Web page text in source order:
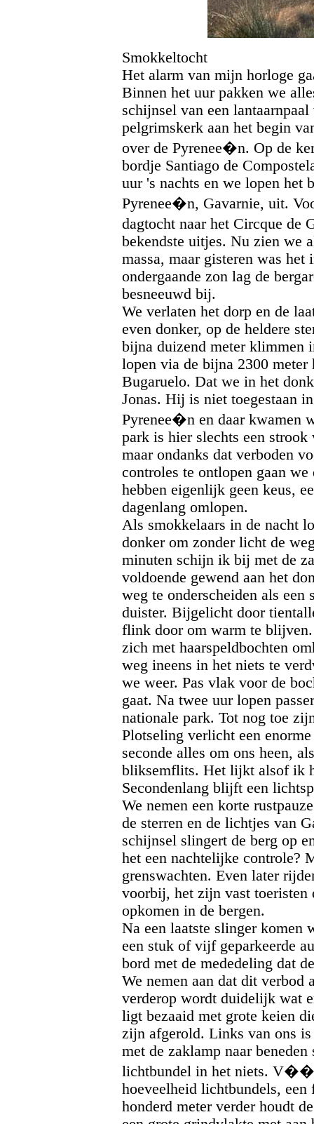
Smokkeltocht
Het alarm van mijn horloge
Binnen het uur pakken we
schijnsel van een lantaarnpaal
pelgrimskerk aan het begin
over de Pyrenee�n. Op de
bordje Santiago de
uur 's nachts en we lopen het
Pyrenee�n, Gavarnie, uit.
dagtocht naar het Circque
bekendste uitjes. Nu zien we
massa, maar gisteren was het
ondergaande zon lag de
besneeuwd bij.
We verlaten het dorp en de
even donker, op de heldere
bijna duizend meter klimmen
lopen via de bijna 2300 meter
Bugaruelo. Dat we in het
Jonas. Hij is niet toegestaan
Pyrenee�n en daar kwamen
park is hier slechts een
maar ondanks dat verboden
controles te ontlopen gaan we
hebben eigenlijk geen keus,
dagenlang omlopen.
Als smokkelaars in de nacht
donker om zonder licht de
minuten schijn ik bij met de
voldoende gewend aan het
weg te onderscheiden als een
duister. Bijgelicht door
flink door om warm te
zich met haarspeldbochten
weg ineens in het niets te
we weer. Pas vlak voor de
gaat. Na twee uur lopen
nationale park. Tot nog toe
Plotseling verlicht een
seconde alles om ons heen,
bliksemflits. Het lijkt alsof ik
Secondenlang blijft een
We nemen een korte
de sterren en de lichtjes van
schijnsel slingert de berg op
het een nachtelijke controle?
grenswachten. Even later
voorbij, het zijn vast
opkomen in de bergen.
Na een laatste slinger komen
een stuk of vijf geparkeerde
bord met de mededeling dat
We nemen aan dat dit verbod
verderop wordt duidelijk wat
ligt bezaaid met grote keien
zijn afgerold. Links van ons
met de zaklamp naar
lichtbundel in het niets.
hoeveelheid lichtbundels, een
honderd meter verder houdt